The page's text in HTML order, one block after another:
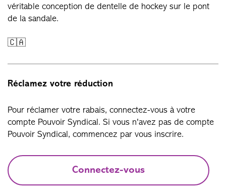
véritable conception de dentelle de hockey sur le pont
de la sandale.
🇨🇦
Réclamez votre réduction
Pour réclamer votre rabais, connectez-vous à votre
compte Pouvoir Syndical. Si vous n'avez pas de compte
Pouvoir Syndical, commencez par vous inscrire.
Connectez-vous